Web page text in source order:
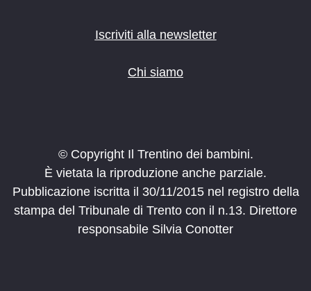
Iscriviti alla newsletter
Chi siamo
© Copyright Il Trentino dei bambini.
È vietata la riproduzione anche parziale.
Pubblicazione iscritta il 30/11/2015 nel registro della
stampa del Tribunale di Trento con il n.13. Direttore
responsabile Silvia Conotter